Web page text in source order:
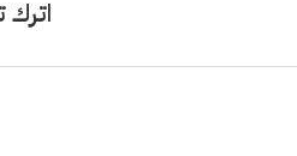
اترك